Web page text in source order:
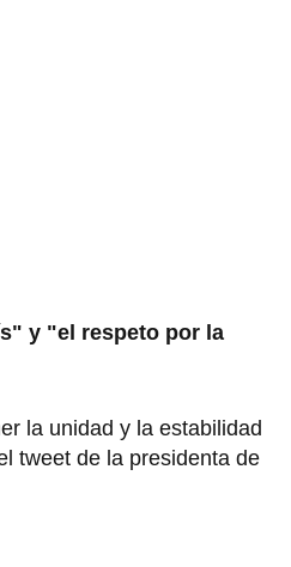
y "el respeto por la
la unidad y la estabilidad
tweet de la presidenta de